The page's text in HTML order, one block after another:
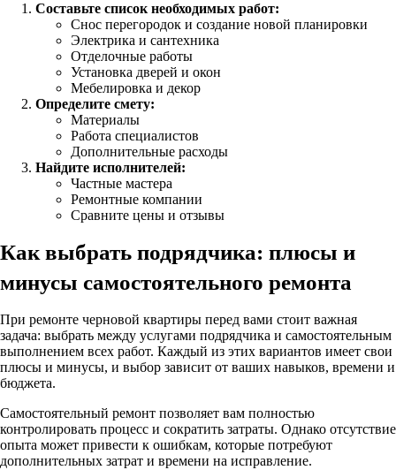
Составьте список необходимых работ:
Снос перегородок и создание новой планировки
Электрика и сантехника
Отделочные работы
Установка дверей и окон
Мебелировка и декор
Определите смету:
Материалы
Работа специалистов
Дополнительные расходы
Найдите исполнителей:
Частные мастера
Ремонтные компании
Сравните цены и отзывы
Как выбрать подрядчика: плюсы и
минусы самостоятельного ремонта
При ремонте черновой квартиры перед вами стоит важная
задача: выбрать между услугами подрядчика и самостоятельным
выполнением всех работ. Каждый из этих вариантов имеет свои
плюсы и минусы, и выбор зависит от ваших навыков, времени и
бюджета.
Самостоятельный ремонт позволяет вам полностью
контролировать процесс и сократить затраты. Однако отсутствие
опыта может привести к ошибкам, которые потребуют
дополнительных затрат и времени на исправление.